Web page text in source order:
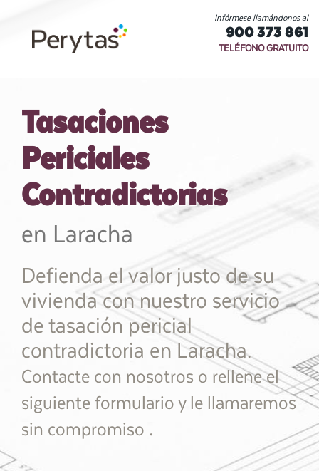
Infórmese llamándonos al
900 373 861
TELÉFONO GRATUITO
Tasaciones
Periciales
Contradictorias
en Laracha
Defienda el valor justo de su
vivienda con nuestro servicio
de tasación pericial
contradictoria en Laracha.
Contacte con nosotros o rellene el
siguiente formulario y le llamaremos
sin compromiso .